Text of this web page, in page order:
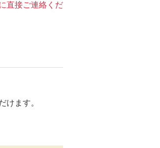
直接ご連絡くだ
けます。